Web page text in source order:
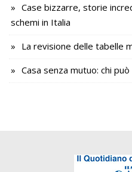
Case bizzarre, storie
schemi in Italia
La revisione delle tabelle
Casa senza mutuo: chi